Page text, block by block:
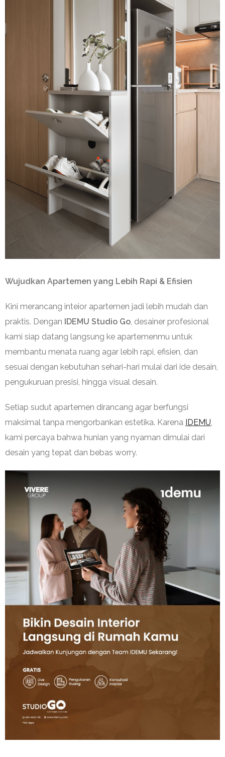
Wujudkan Apartemen yang Lebih Rapi & Efisien
Kini merancang inteior apartemen jadi lebih mudah dan
praktis. Dengan IDEMU Studio Go, desainer profesional
kami siap datang langsung ke apartemenmu untuk
membantu menata ruang agar lebih rapi, efisien, dan
sesuai dengan kebutuhan sehari-hari mulai dari ide desain,
pengukuruan presisi, hingga visual desain.
Setiap sudut apartemen dirancang agar berfungsi
maksimal tanpa mengorbankan estetika. Karena IDEMU,
kami percaya bahwa hunian yang nyaman dimulai dari
desain yang tepat dan bebas worry.